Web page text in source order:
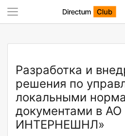
Разработка и
решения по
локальными
документами в
ИНТЕРНЕШНЛ»